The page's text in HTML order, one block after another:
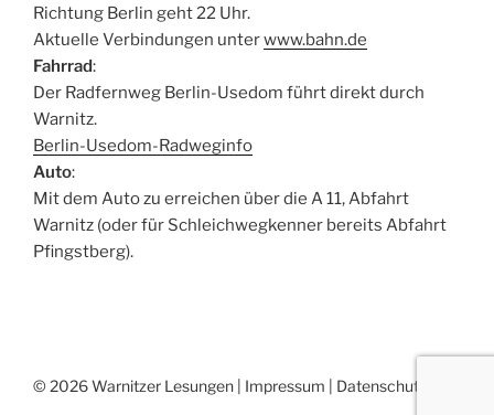
Richtung Berlin geht 22 Uhr.
Aktuelle Verbindungen unterwww.bahn.de
Fahrrad:
Der Radfernweg Berlin-Usedom führt direkt durch
Warnitz.
Berlin-Usedom-Radweginfo
Auto:
Mit dem Auto zu erreichen über die A 11, Abfahrt
Warnitz (oder für Schleichwegkenner bereits Abfahrt
Pfingstberg).
© 2026 Warnitzer Lesungen | Impressum Datenschutz